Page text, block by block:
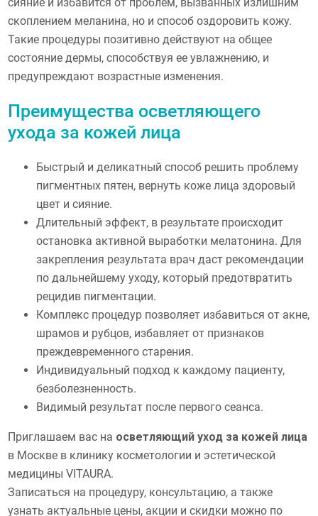
скоплением меланина, но и способ оздоровить кожу.
Такие процедуры позитивно действуют на общее
состояние дермы, способствуя ее увлажнению, и
предупреждают возрастные изменения.
Преимущества осветляющего
ухода за кожей лица
Быстрый и деликатный способ решить проблему
пигментных пятен, вернуть коже лица здоровый
цвет и сияние.
Длительный эффект, в результате происходит
остановка активной выработки мелатонина. Для
закрепления результата врач даст рекомендации
по дальнейшему уходу, который предотвратить
рецидив пигментации.
Комплекс процедур позволяет избавиться от акне,
шрамов и рубцов, избавляет от признаков
преждевременного старения.
Индивидуальный подход к каждому пациенту,
безболезненность.
Видимый результат после первого сеанса.
Приглашаем вас на осветляющий уход за кожей лица
в Москве в клинику косметологии и эстетической
медицины VITAURA.
Записаться на процедуру, консультацию, а также
узнать актуальные цены, акции и скидки можно по